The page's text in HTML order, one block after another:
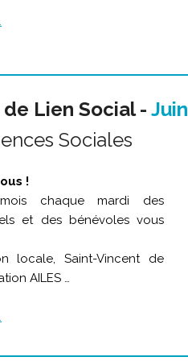
Lien Social - Juin
Sociales
!
chaque mardi des
et des bénévoles vous
locale, Saint-Vincent de
AILES …